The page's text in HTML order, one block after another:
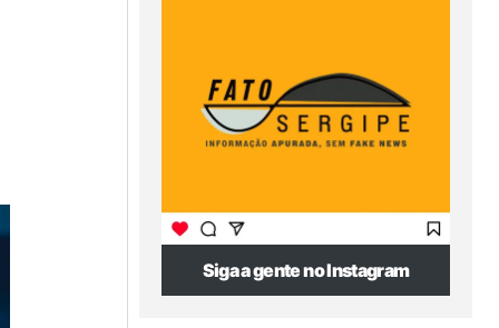
Siga a gente no Instagram